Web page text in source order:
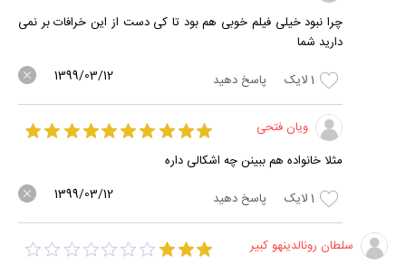
چرا نبود خیلی فیلم خوبی هم بود تا کی دست از این خرافات بر نمی
دارید شما
1لایک پاسخ دهید 1399/03/12
ویان فتحی
مثلا خانواده هم ببینن چه اشکالی داره
1لایک پاسخ دهید 1399/03/12
سلطان رونالدینهو کبیر